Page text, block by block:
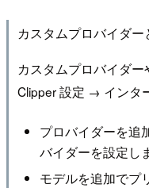
カスタムプロバイダー
カスタムプロバイダ
Clipper 設定 → インタ
プロバイダーを追
バイダーを設定し
モデルを追加でプ